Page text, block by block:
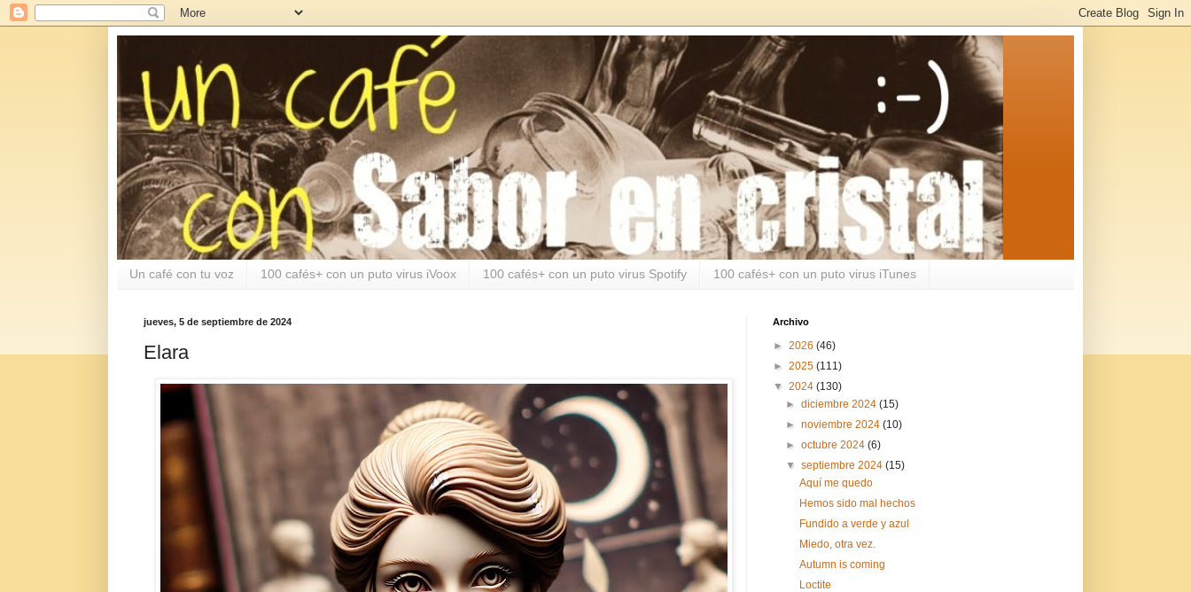
Un café con tu voz 100 cafés+ con un puto virus iVoox 100 cafés+ con un puto virus Spotify 100 cafés+ con un puto virus iTunes
jueves, 5 de septiembre de 2024
Elara
Archivo
► 2026 (46)
► 2025 (111)
▼ 2024 (130)
►diciembre 2024(15)
►noviembre 2024(10)
►octubre 2024(6)
▼septiembre 2024(15)
Aquí me quedo
Hemos sido mal hechos
Fundido a verde y azul
Miedo, otra vez.
Autumn is coming
Loctite